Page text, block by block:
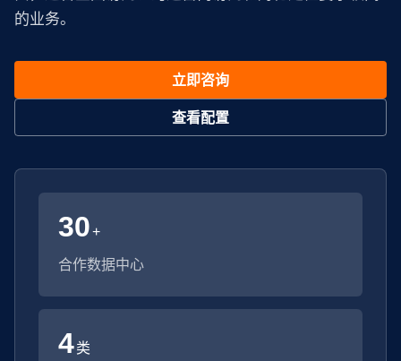
的业务。
立即咨询
查看配置
30+
合作数据中心
4类